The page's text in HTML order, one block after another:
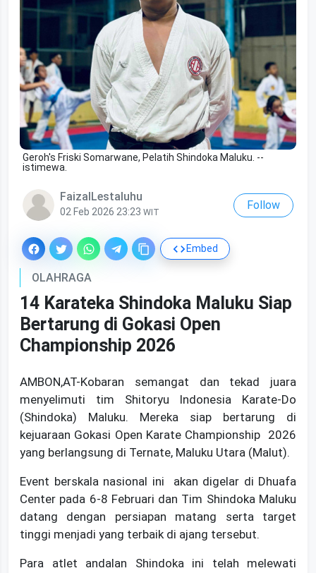
Geroh's Friski Somarwane, Pelatih Shindoka Maluku. --
istimewa.
FaizalLestaluhu
02 Feb 2026 23:23 WIT
Follow
Embed
OLAHRAGA
14 Karateka Shindoka Maluku Siap
Bertarung di Gokasi Open
Championship 2026
AMBON,AT-Kobaran semangat dan tekad juara
menyelimuti tim Shitoryu Indonesia Karate-Do
(Shindoka) Maluku. Mereka siap bertarung di
kejuaraan Gokasi Open Karate Championship 2026
yang berlangsung di Ternate, Maluku Utara (Malut).
Event berskala nasional ini akan digelar di Dhuafa
Center pada 6-8 Februari dan Tim Shindoka Maluku
datang dengan persiapan matang serta target
tinggi menjadi yang terbaik di ajang tersebut.
Para atlet andalan Shindoka ini telah melewati